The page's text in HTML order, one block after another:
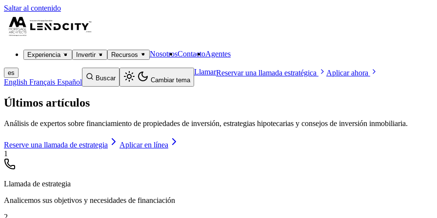
Saltar al contenido
Experiencia Invertir Recursos NosotrosContactoAgentes
es
English Français Español Buscar Cambiar tema
LlamarReservar una llamada estratégica Aplicar ahora
Últimos artículos
Análisis de expertos sobre financiamiento de propiedades de inversión, estrategias hipotecarias y consejos de inversión inmobiliaria.
Reserve una llamada de estrategia
Aplicar en línea
1
Llamada de estrategia
Analicemos sus objetivos y necesidades de financiación